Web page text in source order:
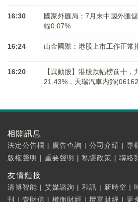
16:30
國家外匯局：7月末中國外匯
幅0.07%
16:24 山金國際：港股上市工作正常
16:20
【異動股】港股跌幅榜前十
21.43%，天瑞汽車内飾
相關訊息
法定公告欄 | 廣告查詢 | 公司介紹 | 專
版權聲明 | 重要聲明 | 私隱政策 | 聯絡
友情鏈接
清博智能 | 艾媒諮詢 | 和訊 | 新時空 |
刊
| 壹財信 | 權衡財經 | 攬富財經 | 更